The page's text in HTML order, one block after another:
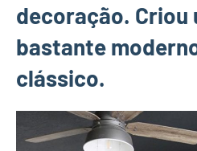
decoração. Criou
bastante
clássico.